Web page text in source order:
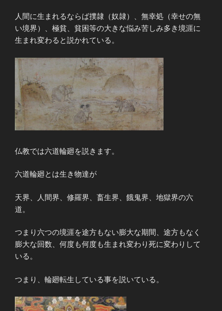
人間に生まれるならば撲隷（奴隷）、無幸処（幸せの無
い境界）、極貧、貧困等の大きな悩み苦しみ多き境涯に
生まれ変わると説かれている。
仏教では六道輪廻を説きます。
六道輪廻とは生き物達が
天界、人間界、修羅界、畜生界、餓鬼界、地獄界の六
道。
つまり六つの境涯を途方もない膨大な期間、途方もなく
膨大な回数、何度も何度も生まれ変わり死に変わりして
いる。
つまり、輪廻転生している事を説いている。